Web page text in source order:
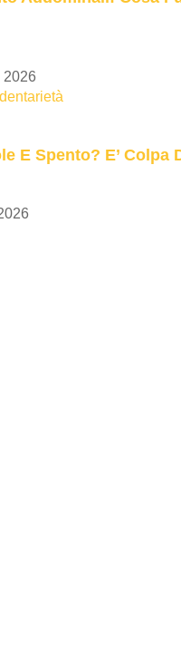
2026
E Spento? E’ Colpa